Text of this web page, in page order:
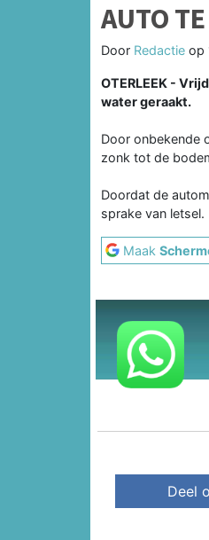
AUTO
Door Redactie op
OTERLEEK -
water geraakt.
Door onbekende
zonk tot de
Doordat de
sprake van letsel.
Maak
Deel